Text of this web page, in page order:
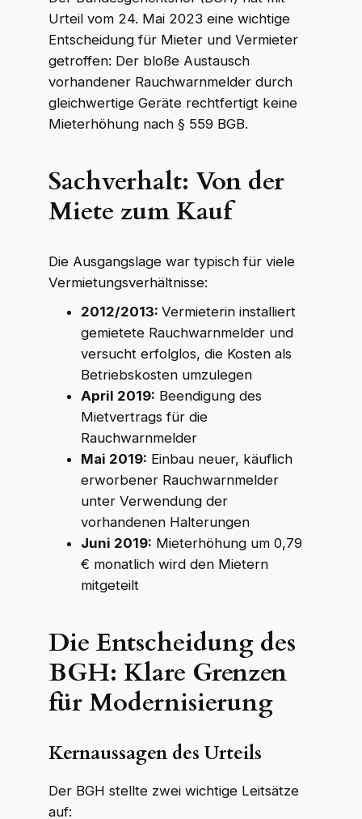
Urteil vom 24. Mai 2023 eine wichtige
Entscheidung für Mieter und Vermieter
getroffen: Der bloße Austausch
vorhandener Rauchwarnmelder durch
gleichwertige Geräte rechtfertigt keine
Mieterhöhung nach § 559 BGB.
Sachverhalt: Von der
Miete zum Kauf
Die Ausgangslage war typisch für viele
Vermietungsverhältnisse:
2012/2013: Vermieterin installiert
gemietete Rauchwarnmelder und
versucht erfolglos, die Kosten als
Betriebskosten umzulegen
April 2019: Beendigung des
Mietvertrags für die
Rauchwarnmelder
Mai 2019: Einbau neuer, käuflich
erworbener Rauchwarnmelder
unter Verwendung der
vorhandenen Halterungen
Juni 2019: Mieterhöhung um 0,79
€ monatlich wird den Mietern
mitgeteilt
Die Entscheidung des
BGH: Klare Grenzen
für Modernisierung
Kernaussagen des Urteils
Der BGH stellte zwei wichtige Leitsätze
auf: